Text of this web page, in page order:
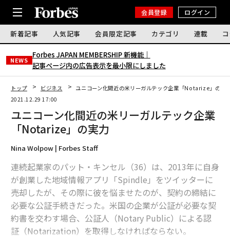
会員登録 ログイン
新着記事 人気記事 会員限定記事 カテゴリ 連載
NEWS
Forbes JAPAN MEMBERSHIP 新機能｜
記事ページ内の広告表示を最小限にしました
トップ ビジネス
ユニコーン化間近の米リーガルテック企業「Notarize」の実
2021.12.29 17:00
ユニコーン化間近の米リーガルテック企業
「Notarize」の実力
Nina Wolpow | Forbes Staff
連続起業家のパット・キンセル（36）は、2013年に自身
が創業した地域情報アプリ「Spindle」をツイッターに
売却したが、その際に彼を悩ませたのが、契約の締結に
必要な公証手続きだった。米国の企業が公証が必要な契
約書を交わす場合、公証人（Notary Public）による認
証（Notarization）を取得しなければならない。